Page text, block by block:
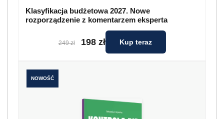
Klasyfikacja budżetowa 2027. Nowe
rozporządzenie z komentarzem eksperta
249 zł 198 zł Kup teraz
NOWOŚĆ